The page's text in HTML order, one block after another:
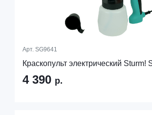
Арт. SG9641
Краскопульт электрический Sturm!
4 390 р.